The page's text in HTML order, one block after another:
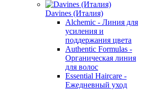
Davines (Италия)
Alchemic - Линия для
усиления и
поддержания цвета
Authentic Formulas -
Органическая линия
для волос
Essential Haircare -
Eжедневный уход